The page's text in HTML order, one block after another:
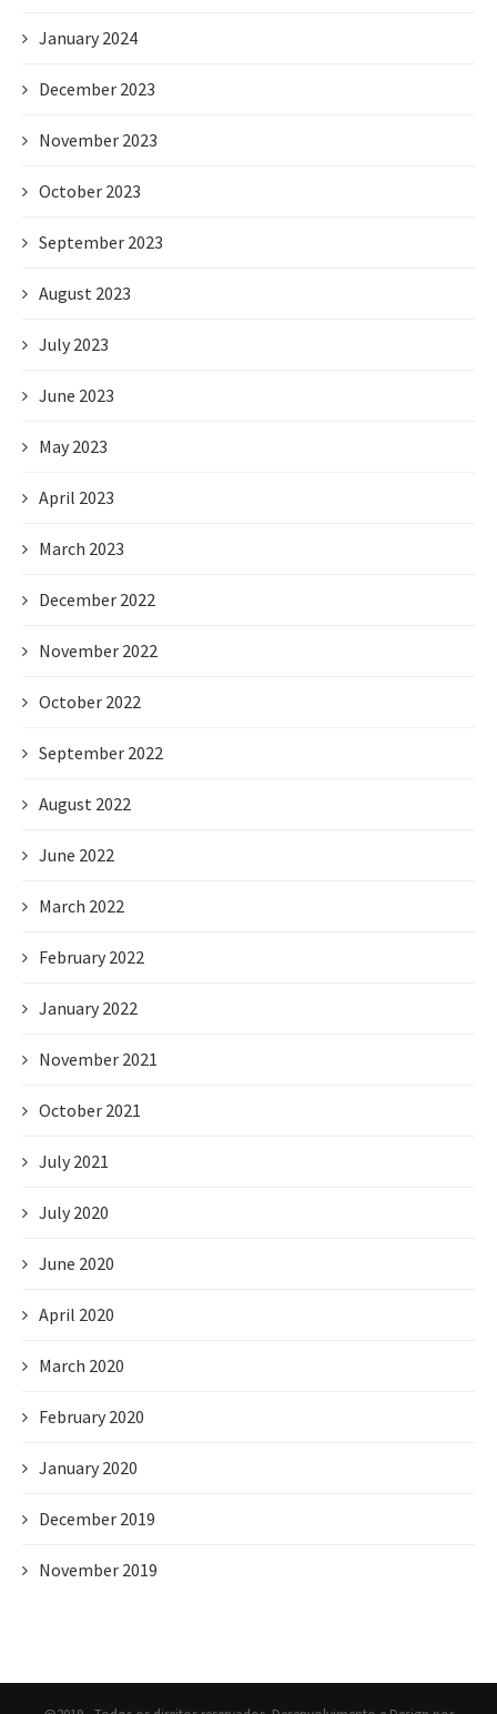
January 2024
December 2023
November 2023
October 2023
September 2023
August 2023
July 2023
June 2023
May 2023
April 2023
March 2023
December 2022
November 2022
October 2022
September 2022
August 2022
June 2022
March 2022
February 2022
January 2022
November 2021
October 2021
July 2021
July 2020
June 2020
April 2020
March 2020
February 2020
January 2020
December 2019
November 2019